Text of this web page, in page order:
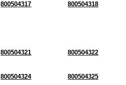
800504317 800504318
800504321 800504322
800504324 800504325